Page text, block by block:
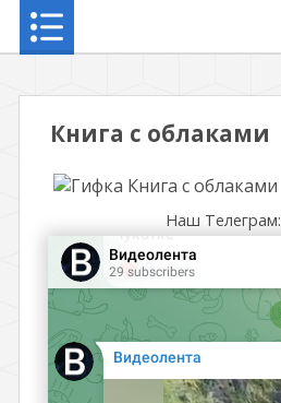
Книга с облаками
Наш Телеграм: